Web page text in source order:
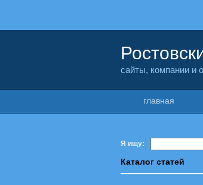
сайты, компании и
главная
Я ищу:
Каталог статей